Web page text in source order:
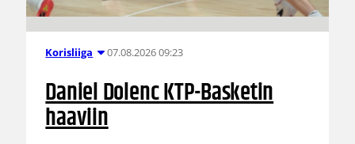
Korisliiga 07.08.2026 09:23
Daniel Dolenc KTP-Basketin
haaviin